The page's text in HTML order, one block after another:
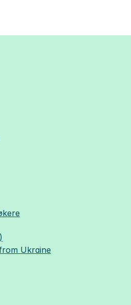
Ukraine